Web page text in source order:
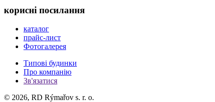
корисні посилання
каталог
прайс-лист
Фотогалерея
Типові будинки
Про компанію
Зв'язатися
© 2026, RD Rýmařov s. r. o.